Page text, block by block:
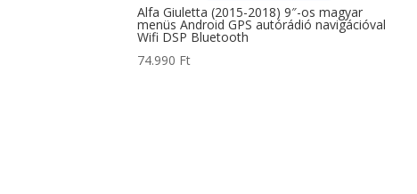
Alfa Giuletta (2015-2018) 9″-os magyar
menüs Android GPS autórádió navigációval
Wifi DSP Bluetooth
74.990 Ft